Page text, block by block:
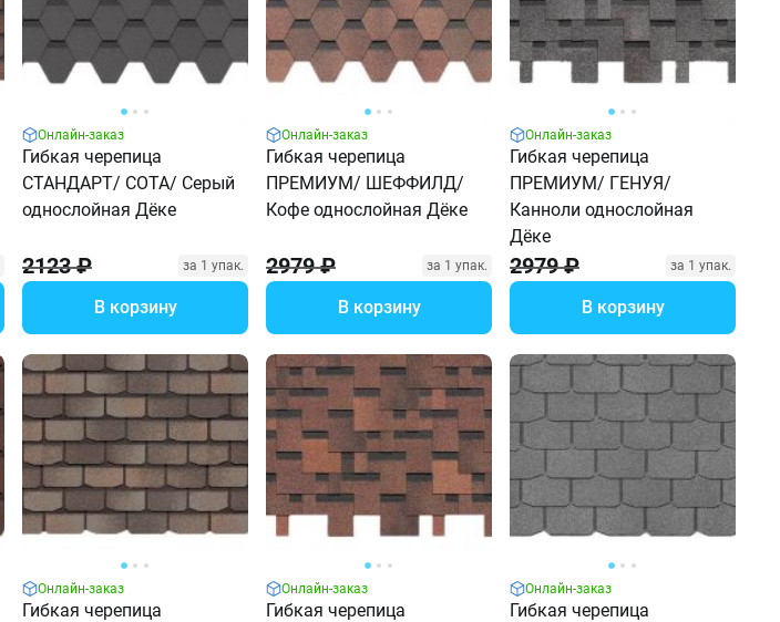
Онлайн-заказ
Гибкая черепица
СТАНДАРТ/ СОТА/ Серый
однослойная Дёке
2123 ₽ за 1 упак.
В корзину
Онлайн-заказ
Гибкая черепица
ПРЕМИУМ/ ШЕФФИЛД/
Кофе однослойная Дёке
2979 ₽ за 1 упак.
В корзину
Онлайн-заказ
Гибкая черепица
ПРЕМИУМ/ ГЕНУЯ/
Канноли однослойная
Дёке
2979 ₽ за 1 упак.
В корзину
Онлайн-заказ
Гибкая черепица
Онлайн-заказ
Гибкая черепица
Онлайн-заказ
Гибкая черепица